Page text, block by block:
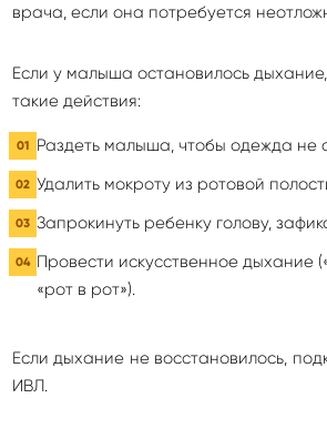
врача, если она потребуется
Если у малыша остановилось
такие действия:
Раздеть малыша, чтобы одежда не
Удалить мокроту из ротовой
Запрокинуть ребенку голову,
Провести искусственное дыхание
«рот в рот»).
Если дыхание не восстановилось,
ИВЛ.